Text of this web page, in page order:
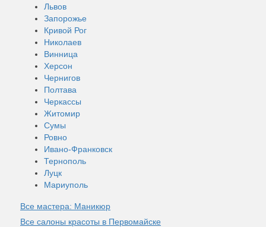
Львов
Запорожье
Кривой Рог
Николаев
Винница
Херсон
Чернигов
Полтава
Черкассы
Житомир
Сумы
Ровно
Ивано-Франковск
Тернополь
Луцк
Мариуполь
Все мастера: Маникюр
Все салоны красоты в Первомайске